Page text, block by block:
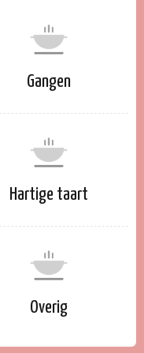
Gangen
Hartige taart
Overig